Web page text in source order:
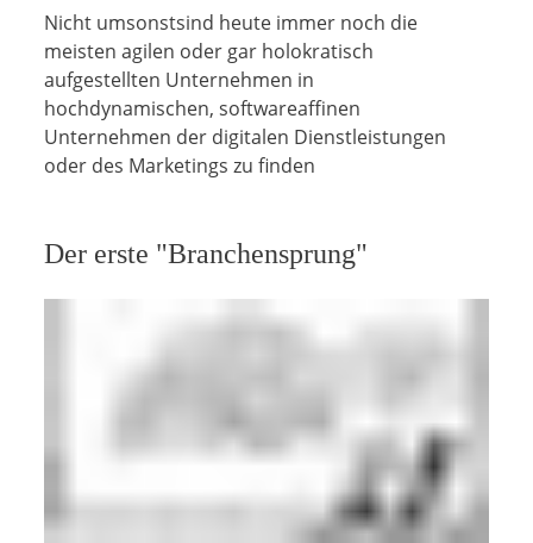
Nicht umsonstsind heute immer noch die
meisten agilen oder gar holokratisch
aufgestellten Unternehmen in
hochdynamischen, softwareaffinen
Unternehmen der digitalen Dienstleistungen
oder des Marketings zu finden
Der erste "Branchensprung"